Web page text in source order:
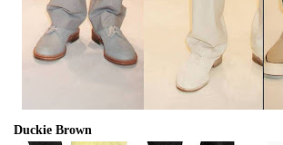
Duckie Brown